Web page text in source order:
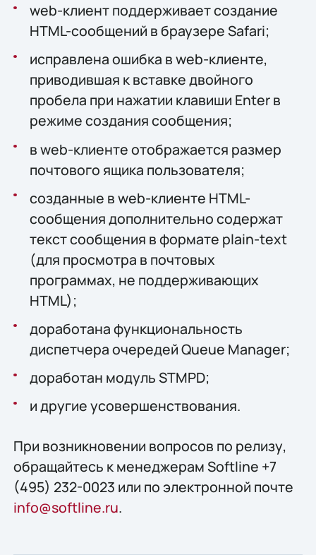
web-клиент поддерживает создание
HTML-сообщений в браузере Safari;
исправлена ошибка в web-клиенте,
приводившая к вставке двойного
пробела при нажатии клавиши Enter в
режиме создания сообщения;
в web-клиенте отображается размер
почтового ящика пользователя;
созданные в web-клиенте HTML-
сообщения дополнительно содержат
текст сообщения в формате plain-text
(для просмотра в почтовых
программах, не поддерживающих
HTML);
доработана функциональность
диспетчера очередей Queue Manager;
доработан модуль STMPD;
и другие усовершенствования.
При возникновении вопросов по релизу,
обращайтесь к менеджерам Softline +7
(495) 232-0023 или по электронной почте
info@softline.ru.